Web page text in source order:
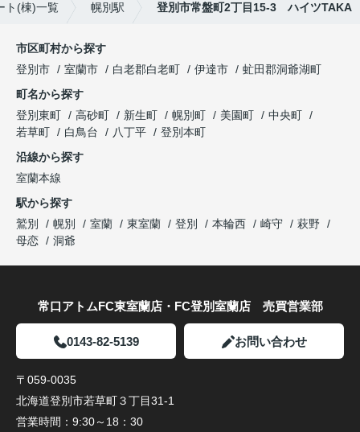
ト(棟)一覧 幌別駅 登別市常盤町2丁目15-3 ハイツTAKA
市区町村から探す
登別市
室蘭市 白老郡白老町 伊達市
虻田郡洞爺湖町
町名から探す
登別東町
高砂町 新生町 幌別町 美園町
中央町
若草町
白鳥台 八丁平
登別本町
沿線から探す
室蘭本線
駅から探す
鷲別
幌別 室蘭 東室蘭 登別 本輪西 崎守
萩野
母恋
洞爺
常口アトムFC東室蘭店・FC登別室蘭店 売買営業部
0143-82-5139 お問い合わせ
〒059-0035
北海道登別市若草町３丁目31-1
営業時間： 9:30～18：30